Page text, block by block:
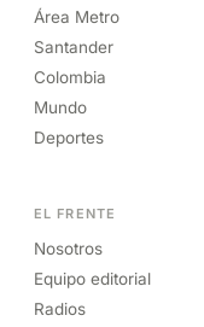
Área Metro
Santander
Colombia
Mundo
Deportes
EL FRENTE
Nosotros
Equipo editorial
Radios